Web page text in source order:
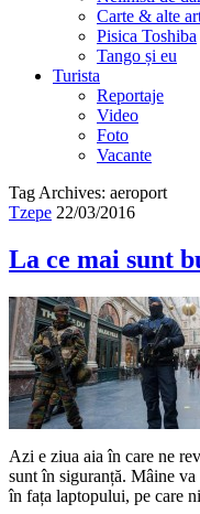
Carte & alte
Pisica Toshiba
Tango și eu
Turista
Reportaje
Video
Foto
Vacante
Tag Archives: aeroport
Tzepe 22/03/2016
La ce mai sunt
Azi e ziua aia în care ne
sunt în siguranță. Mâine
în fața laptopului, pe care